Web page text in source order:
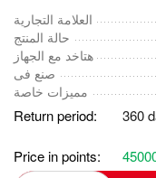
العلامة التجارية
حالة المنتج
هتاخد مع الجهاز
صنع فى
مميزات خاصة
Return period: 360
Price in points: